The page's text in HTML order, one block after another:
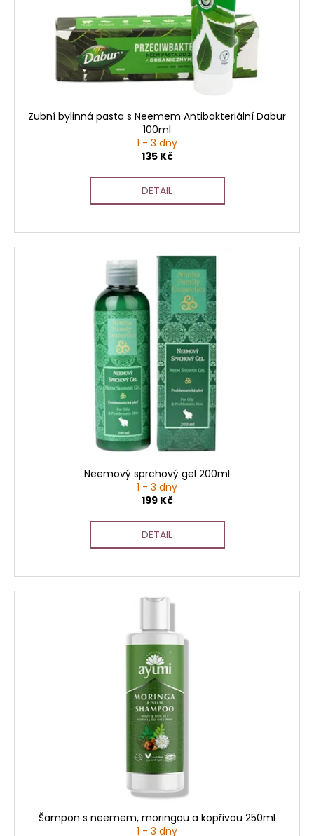
Zubní bylinná pasta s Neemem Antibakteriální Dabur
100ml
1 - 3 dny
135 Kč
DETAIL
Neemový sprchový gel 200ml
1 - 3 dny
199 Kč
DETAIL
Šampon s neemem, moringou a kopřivou 250ml
1 - 3 dny